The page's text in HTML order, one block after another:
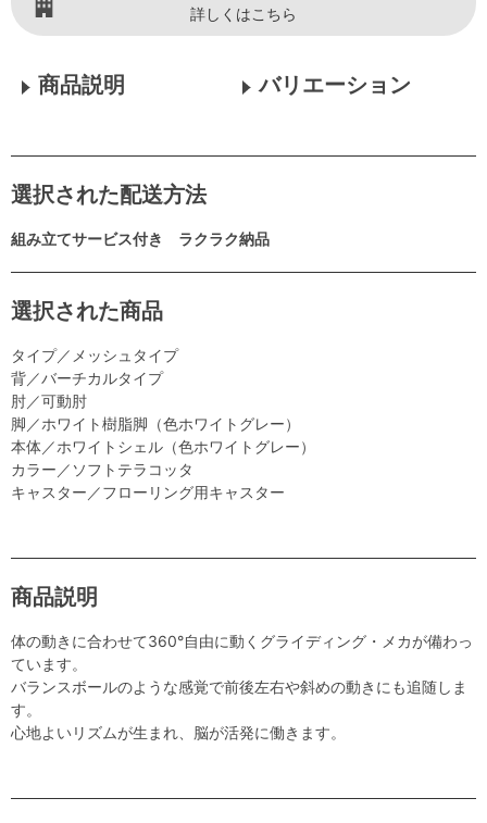
詳しくはこちら
商品説明 バリエーション
選択された配送方法
組み立てサービス付き ラクラク納品
選択された商品
タイプ／メッシュタイプ
背／バーチカルタイプ
肘／可動肘
脚／ホワイト樹脂脚（色ホワイトグレー）
本体／ホワイトシェル（色ホワイトグレー）
カラー／ソフトテラコッタ
キャスター／フローリング用キャスター
商品説明
体の動きに合わせて360°自由に動くグライディング・メカが備わっ
ています。
バランスボールのような感覚で前後左右や斜めの動きにも追随しま
す。
心地よいリズムが生まれ、脳が活発に働きます。